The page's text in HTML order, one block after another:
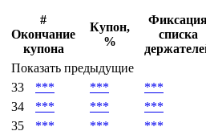
Денежный поток
#
Окончание
купона
Купон,
%
списка
держателей
Показать предыдущие